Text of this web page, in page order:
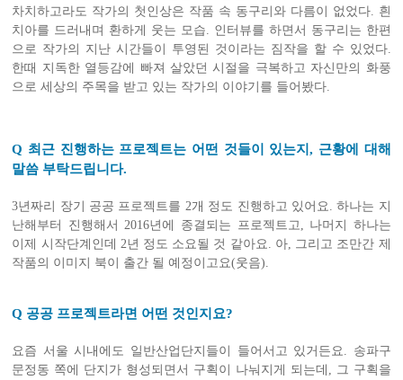
차치하고라도 작가의 첫인상은 작품 속 동구리와 다름이 없었다. 흰
치아를 드러내며 환하게 웃는 모습. 인터뷰를 하면서 동구리는 한편
으로 작가의 지난 시간들이 투영된 것이라는 짐작을 할 수 있었다.
한때 지독한 열등감에 빠져 살았던 시절을 극복하고 자신만의 화풍
으로 세상의 주목을 받고 있는 작가의 이야기를 들어봤다.
Q 최근 진행하는 프로젝트는 어떤 것들이 있는지, 근황에 대해
말씀 부탁드립니다.
3년짜리 장기 공공 프로젝트를 2개 정도 진행하고 있어요. 하나는 지
난해부터 진행해서 2016년에 종결되는 프로젝트고, 나머지 하나는
이제 시작단계인데 2년 정도 소요될 것 같아요. 아, 그리고 조만간 제
작품의 이미지 북이 출간 될 예정이고요(웃음).
Q 공공 프로젝트라면 어떤 것인지요?
요즘 서울 시내에도 일반산업단지들이 들어서고 있거든요. 송파구
문정동 쪽에 단지가 형성되면서 구획이 나눠지게 되는데, 그 구획을